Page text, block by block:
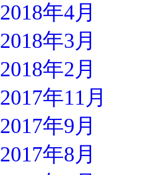
2018年4月
2018年3月
2018年2月
2017年11月
2017年9月
2017年8月